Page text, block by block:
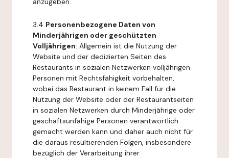
3.4 Personenbezogene Daten von
Minderjährigen oder geschützten
Volljährigen: Allgemein ist die Nutzung der
Website und der dedizierten Seiten des
Restaurants in sozialen Netzwerken volljährigen
Personen mit Rechtsfähigkeit vorbehalten,
wobei das Restaurant in keinem Fall für die
Nutzung der Website oder der Restaurantseiten
in sozialen Netzwerken durch Minderjährige oder
geschäftsunfähige Personen verantwortlich
gemacht werden kann und daher auch nicht für
die daraus resultierenden Folgen, insbesondere
bezüglich der Verarbeitung ihrer